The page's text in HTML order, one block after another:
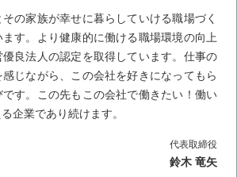
の家族が幸せに暮らしていける職場づく
す。より健康的に働ける職場環境の向上
良法人の認定を取得しています。仕事の
じながら、この会社を好きになってもら
す。この先もこの会社で働きたい！働い
企業であり続けます。
代表取締役
鈴木 竜矢